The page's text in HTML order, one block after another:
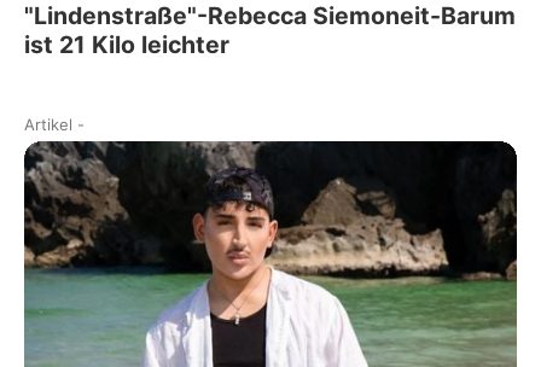
"Lindenstraße"-Rebecca Siemoneit-Barum
ist 21 Kilo leichter
Artikel -